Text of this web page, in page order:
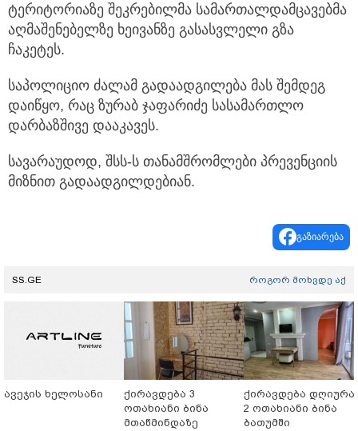
ტერიტორიაზე შეკრებილმა სამართალდამცავებმა
აღმაშენებელზე ხეივანზე გასასვლელი გზა
ჩაკეტეს.
საპოლიციო ძალამ გადაადგილება მას შემდეგ
დაიწყო, რაც ზურაბ ჯაფარიძე სასამართლო
დარბაზშივე დააკავეს.
სავარაუდოდ, შსს-ს თანამშრომლები პრევენციის
მიზნით გადაადგილდებიან.
გაზიარება
SS.GE როგორ მოხვდე აქ
ავეჯის ხელოსანი
ქირავდება 3
ოთახიანი ბინა
მთაწმინდაზე
ქირავდება
2 ოთახიანი ბინა
ბათუმში